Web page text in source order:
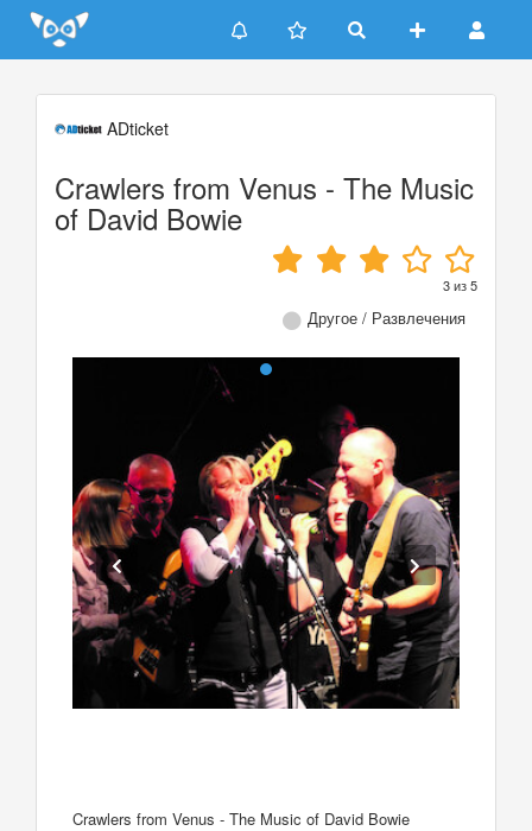
Update cookies preferences
ADticket
Crawlers from Venus - The Music
of David Bowie
3из5
Другое / Развлечения
Crawlers from Venus - The Music of David Bowie